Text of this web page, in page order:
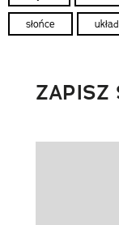
słońce
ZAPISZ